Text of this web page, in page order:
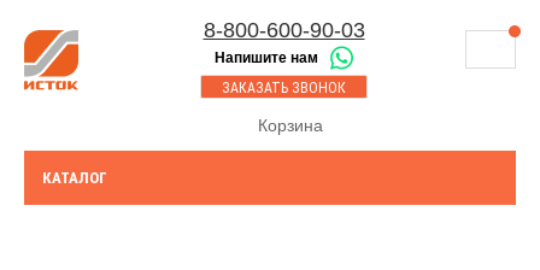
8-800-600-90-03
Напишите нам
ЗАКАЗАТЬ ЗВОНОК
Корзина
МАГАЗИНЫ
ОПЛАТА
8-843-230-17-45
Казань
Набережные Челны
КАТАЛОГ